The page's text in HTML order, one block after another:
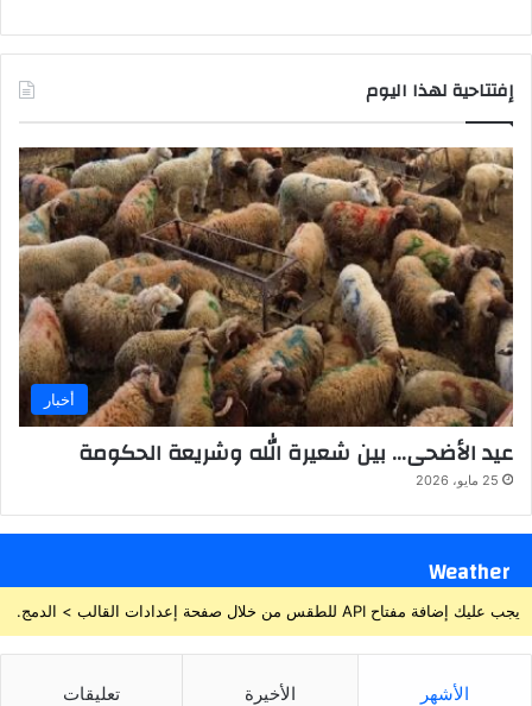
إفتتاحية لهذا اليوم
أخبار
عيد الأضحى… بين شعيرة الله وشريعة الحكومة
25 مايو، 2026
Weather
يجب عليك إضافة مفتاح API للطقس من خلال صفحة إعدادات القالب > الدمج.
الأشهر الأخيرة تعليقات